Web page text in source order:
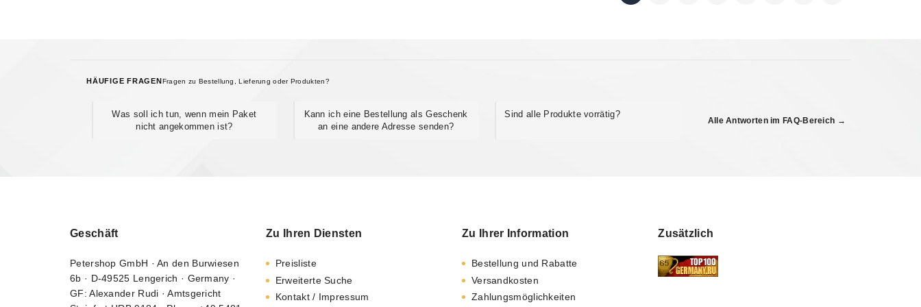
HÄUFIGE FRAGENFragen zu Bestellung, Lieferung oder Produkten?
Was soll ich tun, wenn mein Paket
nicht angekommen ist?
Kann ich eine Bestellung als Geschenk
an eine andere Adresse senden?
Sind alle Produkte vorrätig?
Alle Antworten im FAQ-Bereich →
Geschäft
Petershop GmbH · An den Burwiesen
6b · D-49525 Lengerich · Germany ·
GF: Alexander Rudi · Amtsgericht
Zu Ihren Diensten
Preisliste
Erweiterte Suche
Kontakt / Impressum
Zu Ihrer Information
Bestellung und Rabatte
Versandkosten
Zahlungsmöglichkeiten
Zusätzlich